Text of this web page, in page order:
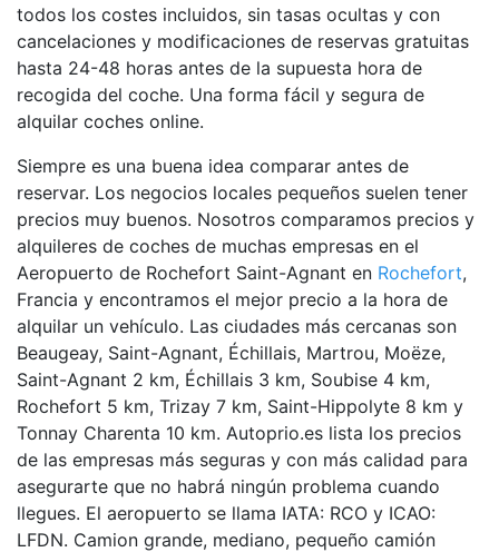
todos los costes incluidos, sin tasas ocultas y con
cancelaciones y modificaciones de reservas gratuitas
hasta 24-48 horas antes de la supuesta hora de
recogida del coche. Una forma fácil y segura de
alquilar coches online.
Siempre es una buena idea comparar antes de
reservar. Los negocios locales pequeños suelen tener
precios muy buenos. Nosotros comparamos precios y
alquileres de coches de muchas empresas en el
Aeropuerto de Rochefort Saint-Agnant en Rochefort,
Francia y encontramos el mejor precio a la hora de
alquilar un vehículo. Las ciudades más cercanas son
Beaugeay, Saint-Agnant, Échillais, Martrou, Moëze,
Saint-Agnant 2 km, Échillais 3 km, Soubise 4 km,
Rochefort 5 km, Trizay 7 km, Saint-Hippolyte 8 km y
Tonnay Charenta 10 km. Autoprio.es lista los precios
de las empresas más seguras y con más calidad para
asegurarte que no habrá ningún problema cuando
llegues. El aeropuerto se llama IATA: RCO y ICAO:
LFDN. Camion grande, mediano, pequeño camión